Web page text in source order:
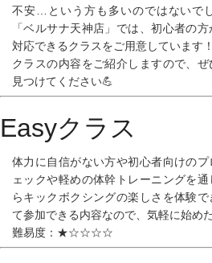
不安…という方も多いのではないで
「ベルサナ天神店」では、初心者の
対応できるクラスをご用意しています！
クラスの内容をご紹介しますので、
見つけてください💪
Easyクラス
体力に自信がない方や初心者向けのプ
ェックや軽めの体幹トレーニングを
らキックボクシングの楽しさを体験
て参加できる内容なので、気軽に始め
難易度：★☆☆☆☆